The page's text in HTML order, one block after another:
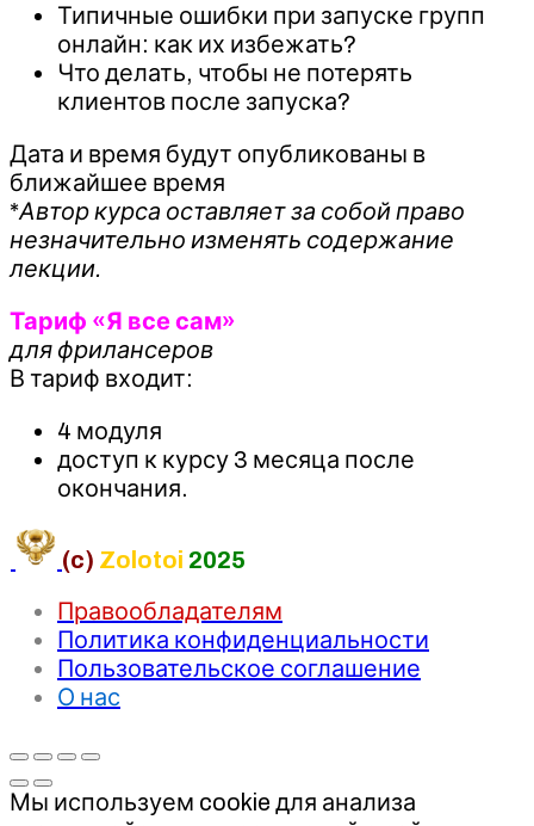
Типичные ошибки при запуске групп
онлайн: как их избежать?
Что делать, чтобы не потерять
клиентов после запуска?
Дата и время будут опубликованы в
ближайшее время
*Автор курса оставляет за собой право
незначительно изменять содержание
лекции.
Тариф «Я все сам»
для фрилансеров
В тариф входит:
4 модуля
доступ к курсу 3 месяца после
окончания.
(c) Zolotoi 2025
Правообладателям
Политика конфиденциальности
Пользовательское соглашение
О нас
Мы используем cookie для анализа